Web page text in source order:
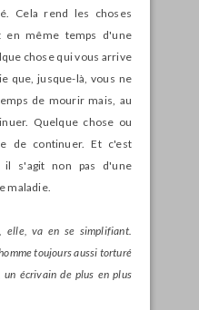
Cela rend les choses
en même temps d'une
chose qui vous arrive
que, jusque-là, vous ne
de mourir mais, au
Quelque chose ou
de continuer. Et c'est
il s'agit non pas d'une
maladie.
elle, va en se simplifiant.
toujours aussi torturé
écrivain de plus en plus